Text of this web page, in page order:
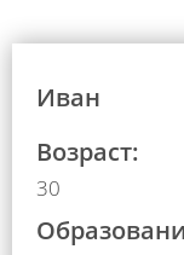
Иван
Возраст:
30